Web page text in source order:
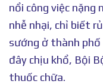
nổi công việc nặng
nhễ nhại, chỉ biết
sướng ở thành
đây chịu khổ, Bội
thuốc chữa.